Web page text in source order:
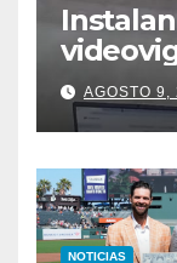
AGOSTO 9,
NOTICIAS